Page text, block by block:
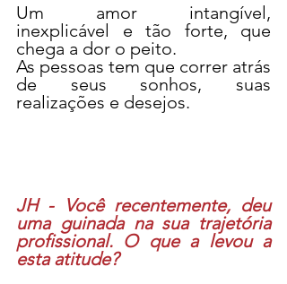
Um amor intangível,
inexplicável e tão forte, que
chega a dor o peito.
As pessoas tem que correr atrás
de seus sonhos, suas
realizações e desejos.
JH - Você recentemente, deu
uma guinada na sua trajetória
profissional. O que a levou a
esta atitude?